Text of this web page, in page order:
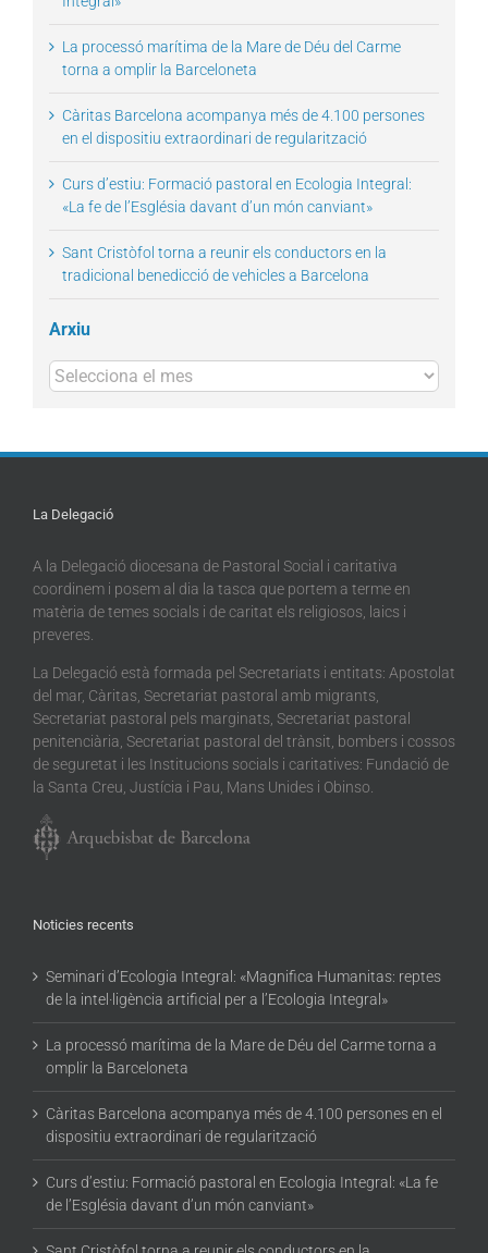
La processó marítima de la Mare de Déu del Carme
torna a omplir la Barceloneta
Càritas Barcelona acompanya més de 4.100 persones
en el dispositiu extraordinari de regularització
Curs d’estiu: Formació pastoral en Ecologia Integral:
«La fe de l’Església davant d’un món canviant»
Sant Cristòfol torna a reunir els conductors en la
tradicional benedicció de vehicles a Barcelona
Arxiu
Arxius
La Delegació
A la Delegació diocesana de Pastoral Social i caritativa
coordinem i posem al dia la tasca que portem a terme en
matèria de temes socials i de caritat els religiosos, laics i
preveres.
La Delegació està formada pel Secretariats i entitats: Apostolat
del mar, Càritas, Secretariat pastoral amb migrants,
Secretariat pastoral pels marginats, Secretariat pastoral
penitenciària, Secretariat pastoral del trànsit, bombers i cossos
de seguretat i les Institucions socials i caritatives: Fundació de
la Santa Creu, Justícia i Pau, Mans Unides i Obinso.
Noticies recents
Seminari d’Ecologia Integral: «Magnifica Humanitas: reptes
de la intel·ligència artificial per a l’Ecologia Integral»
La processó marítima de la Mare de Déu del Carme torna a
omplir la Barceloneta
Càritas Barcelona acompanya més de 4.100 persones en el
dispositiu extraordinari de regularització
Curs d’estiu: Formació pastoral en Ecologia Integral: «La fe
de l’Església davant d’un món canviant»